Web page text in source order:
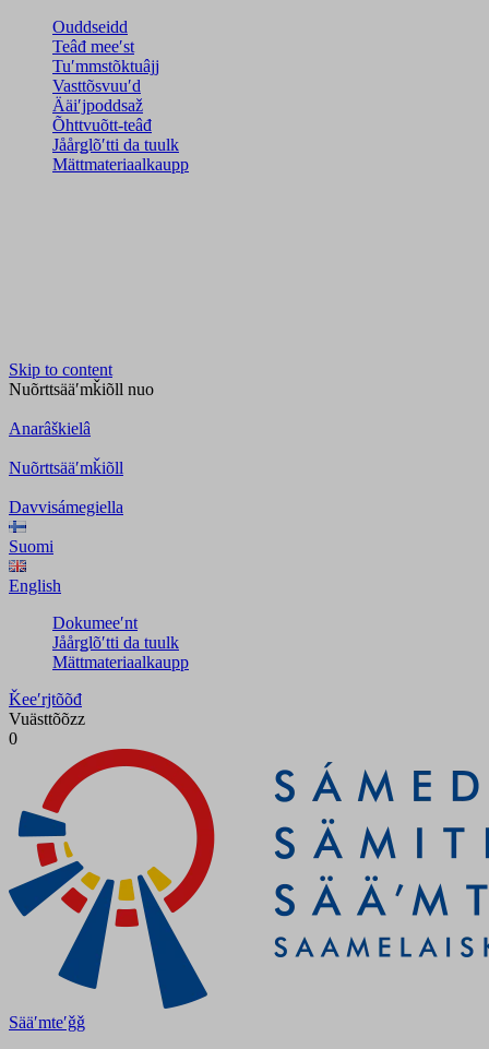
Ouddseidd
Teâđ meeʹst
Tuʹmmstõktuâjj
Vasttõsvuuʹd
Ääiʹjpoddsaž
Õhttvuõtt-teâđ
Jåårǥlõʹtti da tuulk
Mättmateriaalkaupp
Skip to content
Nuõrttsääʹmǩiõll nuo
Anarâškielâ
Nuõrttsääʹmǩiõll
Davvisámegiella
Suomi
English
Dokumeeʹnt
Jåårǥlõʹtti da tuulk
Mättmateriaalkaupp
Ǩeeʹrjtõõđ
Vuästtõõzz
0
Sääʹmteʹǧǧ